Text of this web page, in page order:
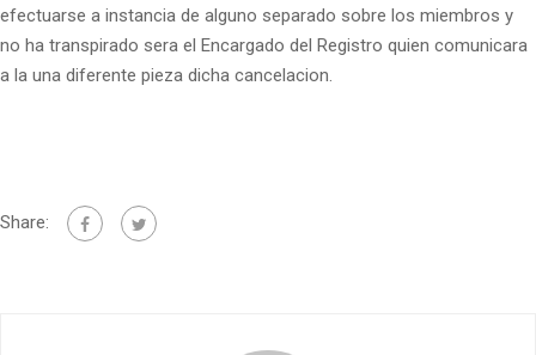
efectuarse a instancia de alguno separado sobre los miembros y
no ha transpirado sera el Encargado del Registro quien comunicara
a la una diferente pieza dicha cancelacion.
Share: